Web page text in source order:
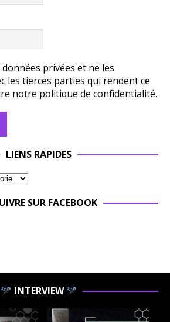
privées et ne les
les tierces parties qui rendent ce
notre politique de confidentialité.
LIENS RAPIDES
SUR FACEBOOK
INTERVIEW